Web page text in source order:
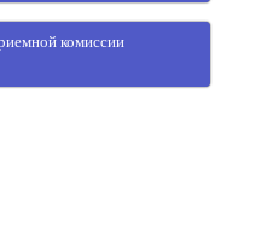
комиссии